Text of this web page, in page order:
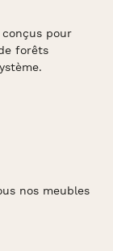
pour
forêts
nos meubles